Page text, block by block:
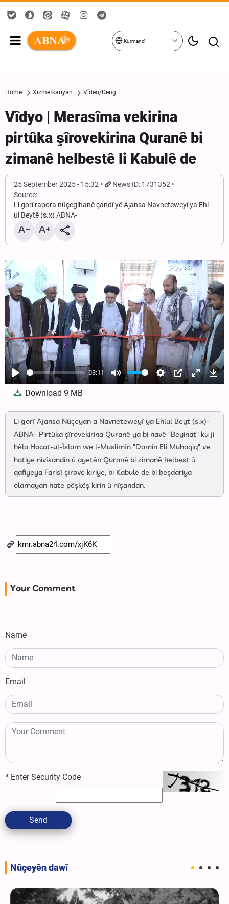
Kurmancî
Home Xizmetkariyan Vîdeo/Deng
Vîdyo | Merasîma vekirina
pirtûka şîrovekirina Quranê bi
zimanê helbestê li Kabulê de
25 September 2025 - 15:32
News ID: 1731352
Source:
Li gorî rapora nûçegihanê çandî yê Ajansa Navneteweyî ya Ehl-
ul Beytê (s.x) ABNA-
Play
03:11
Mute Settings
PIP Enter
Download9 MB
Li gorî Ajansa Nûçeyan a Navneteweyî ya Ehlul Beyt (s.x)-
ABNA- Pirtûka şîrovekirina Quranê ya bi navê "Beyinat" ku ji
hêla Hocat-ul-Îslam we l-Muslimîn "Damin Eli Muhaqiq" ve
hatiye nivîsandin û ayetên Quranê bi zimanê helbest û
qafiyeya Farisî şîrove kiriye, bi Kabulê de bi beşdariya
olamayan hate pêşkêş kirin û nîşandan.
Your Comment
Name
Email
* Enter Security Code
Send
Nûçeyên dawî